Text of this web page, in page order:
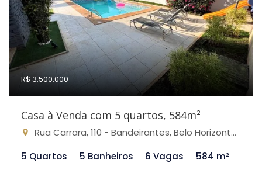
R$ 3.500.000
Casa à Venda com 5 quartos, 584m²
Rua Carrara, 110 - Bandeirantes, Belo Horizonte-MG
5 Quartos
5 Banheiros 6 Vagas 584 m²